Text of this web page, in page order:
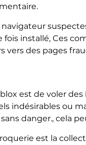
installé, Ces
vers des pages
est de voler
indésirables ou
danger., cela
est la